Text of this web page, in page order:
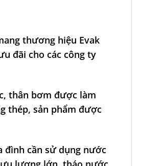
thương hiệu Evak
đãi cho các công ty
thân bơm được làm
thép, sản phẩm được
đình cần sử dụng nước